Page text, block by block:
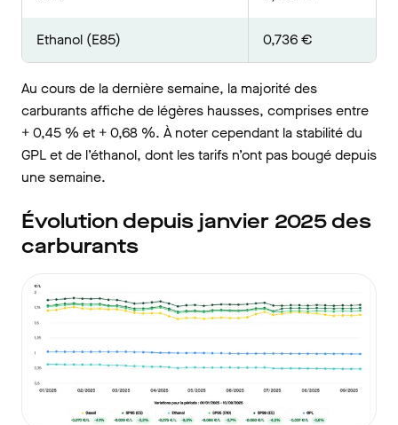
Ethanol (E85) 0,736 €
Au cours de la dernière semaine, la majorité des
carburants affiche de légères hausses, comprises entre
+ 0,45 % et + 0,68 %. À noter cependant la stabilité du
GPL et de l’éthanol, dont les tarifs n’ont pas bougé depuis
une semaine.
Évolution depuis janvier 2025 des
carburants